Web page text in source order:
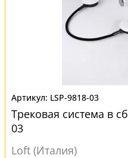
LSP-9818-03
Трековая система в
03
Loft (Италия)